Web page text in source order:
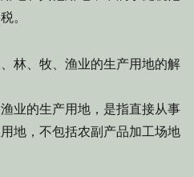
。
、牧、渔业的生产用地的解
的生产用地，是指直接从事
地，不包括农副产品加工场地